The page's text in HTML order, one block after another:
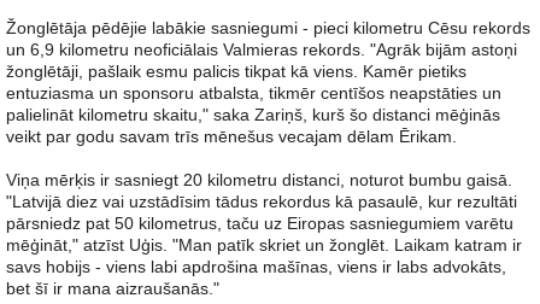
Žonglētāja pēdējie labākie sasniegumi - pieci kilometru Cēsu rekords
un 6,9 kilometru neoficiālais Valmieras rekords. "Agrāk bijām astoņi
žonglētāji, pašlaik esmu palicis tikpat kā viens. Kamēr pietiks
entuziasma un sponsoru atbalsta, tikmēr centīšos neapstāties un
palielināt kilometru skaitu," saka Zariņš, kurš šo distanci mēģinās
veikt par godu savam trīs mēnešus vecajam dēlam Ērikam.
Viņa mērķis ir sasniegt 20 kilometru distanci, noturot bumbu gaisā.
"Latvijā diez vai uzstādīsim tādus rekordus kā pasaulē, kur rezultāti
pārsniedz pat 50 kilometrus, taču uz Eiropas sasniegumiem varētu
mēģināt," atzīst Uģis. "Man patīk skriet un žonglēt. Laikam katram ir
savs hobijs - viens labi apdrošina mašīnas, viens ir labs advokāts,
bet šī ir mana aizraušanās."